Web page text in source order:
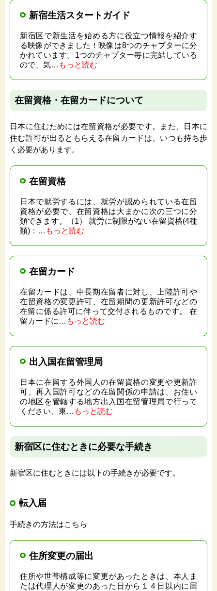
新宿生活スタートガイド
新宿区で新生活を始める方に役立つ情報を紹介す
る映像ができました！映像は8つのチャプターに分
かれています。1つのチャプター毎に完結している
ので、気… もっと読む
在留資格・在留カードについて
日本に住むためには在留資格が必要です。また、日本に
住む許可が出るともらえる在留カードは、いつも持ち歩
く必要があります。
在留資格
日本で就労するには、就労が認められている在留
資格が必要で、在留資格は大まかに次の三つに分
類できます。（1） 就労に制限がない在留資格(4種
類)：… もっと読む
在留カード
在留カードは、中長期在留者に対し、上陸許可や
在留資格の変更許可、在留期間の更新許可などの
在留に係る許可に伴って交付されるものです。 在
留カードに… もっと読む
出入国在留管理局
日本に在留する外国人の在留資格の変更や更新許
可、再入国許可などの在留関係の申請は、お住い
の地区を管轄する地方出入国在留管理局で行って
ください。東… もっと読む
新宿区に住むときに必要な手続き
新宿区に住むときには以下の手続きが必要です。
転入届
手続きの方法はこちら
住所変更の届出
住所や世帯構成等に変更があったときは、本人ま
たは代理人が変更のあった日から１４日以内に届